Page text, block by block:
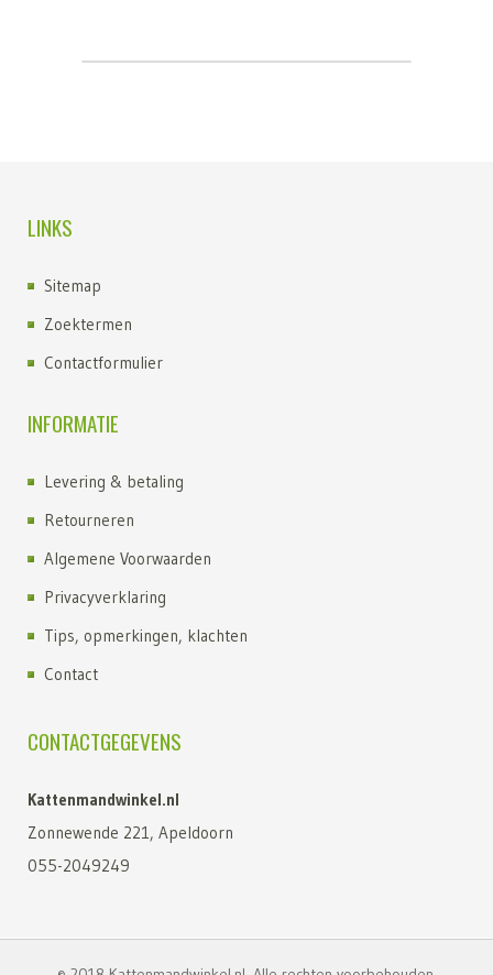
LINKS
Sitemap
Zoektermen
Contactformulier
INFORMATIE
Levering & betaling
Retourneren
Algemene Voorwaarden
Privacyverklaring
Tips, opmerkingen, klachten
Contact
CONTACTGEGEVENS
Kattenmandwinkel.nl
Zonnewende 221, Apeldoorn
055-2049249